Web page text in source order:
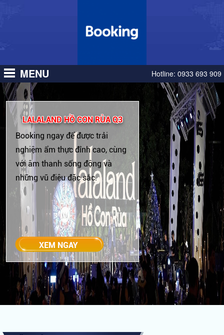
MENU Hotline: 0933 693 909
YOYO CENTRAL HỒ CON RÙA 1
Booking ngay để được trải
nghiệm ẩm thực siêu đặc sắc,
cùng với âm thanh sống động
và những vũ điệu độc đáo có 1
0 2